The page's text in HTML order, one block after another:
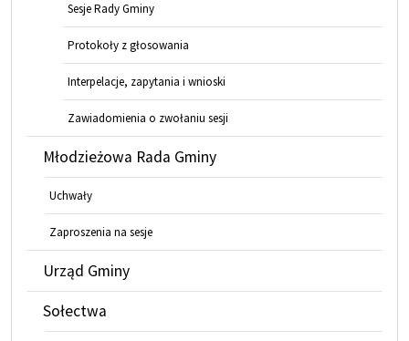
Sesje Rady Gminy
Protokoły z głosowania
Interpelacje, zapytania i wnioski
Zawiadomienia o zwołaniu sesji
Młodzieżowa Rada Gminy
Uchwały
Zaproszenia na sesje
Urząd Gminy
Sołectwa